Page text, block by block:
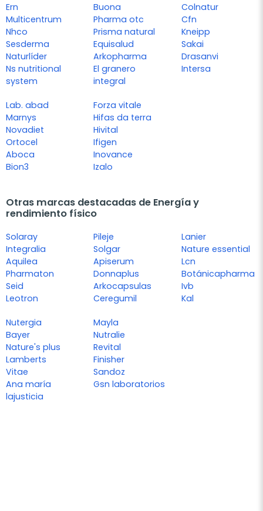
Ern
Multicentrum
Nhco
Sesderma
Naturlíder
Ns nutritional
system
Buona
Pharma otc
Prisma natural
Equisalud
Arkopharma
El granero
integral
Colnatur
Cfn
Kneipp
Sakai
Drasanvi
Intersa
Lab. abad
Marnys
Novadiet
Ortocel
Aboca
Bion3
Forza vitale
Hifas da terra
Hivital
Ifigen
Inovance
Izalo
Otras marcas destacadas de Energía y
rendimiento físico
Solaray
Integralia
Aquilea
Pharmaton
Seid
Leotron
Pileje
Solgar
Apiserum
Donnaplus
Arkocapsulas
Ceregumil
Lanier
Nature essential
Lcn
Botánicapharma
Ivb
Kal
Nutergia
Bayer
Nature's plus
Lamberts
Vitae
Ana maría
lajusticia
Mayla
Nutralie
Revital
Finisher
Sandoz
Gsn laboratorios